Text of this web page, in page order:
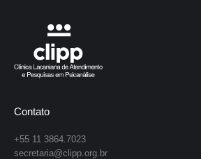
Contato
+55 11 3864.7023
secretaria@clipp.org.br